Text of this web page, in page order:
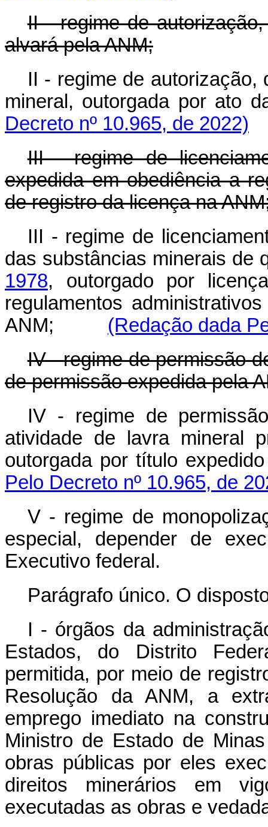
II - regime de
alvará pela ANM;
II - regime de autorização,
mineral, outorgada por
Decreto nº 10.965, de 2022)
III - regime de
expedida em obediência a
de registro da licença na
III - regime de
das substâncias minerais de
1978, outorgado por
regulamentos
ANM; (Redação dada
IV - regime de permissão
de permissão expedida pela
IV - regime de
atividade de lavra mineral
outorgada por título
Pelo Decreto nº 10.965, de
V - regime de
especial, depender de
Executivo federal.
Parágrafo único. O
I - órgãos da
Estados, do Distrito
permitida, por meio de
Resolução da ANM, a
emprego imediato na
Ministro de Estado de
obras públicas por eles
direitos minerários em
executadas as obras e